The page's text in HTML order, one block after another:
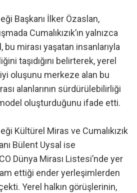
Başkanı İlker Özaslan,
Cumalıkızık’ın yalnızca
bu mirası yaşatan insanlarıyla
taşıdığını belirterek, yerel
oluşunu merkeze alan bu
alanlarının sürdürülebilirliği
oluşturduğunu ifade etti.
Kültürel Miras ve Cumalıkızık
Bülent Uysal ise
Dünya Mirası Listesi’nde yer
ettiği ender yerleşimlerden
Yerel halkın görüşlerinin,